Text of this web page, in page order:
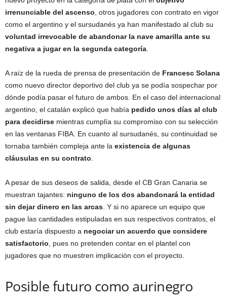
irrenunciable del ascenso , otros jugadores con contrato en vigor
como el argentino y el sursudanés ya han manifestado al club su
voluntad irrevocable de abandonar la nave amarilla ante su
negativa a jugar en la segunda categoría
A raíz de la rueda de prensa de presentación de Francesc Solana
como nuevo director deportivo del club ya se podía sospechar por
dónde podía pasar el futuro de ambos. En el caso del internacional
argentino, el catalán explicó que había pedido unos días al club
para decidirse mientras cumplía su compromiso con su selección
en las ventanas FIBA. En cuanto al sursudanés, su continuidad se
tornaba también compleja ante la existencia de algunas
cláusulas en su contrato
A pesar de sus deseos de salida, desde el CB Gran Canaria se
muestran tajantes: ninguno de los dos abandonará la entidad
sin dejar dinero en las arcas . Y si no aparece un equipo que
pague las cantidades estipuladas en sus respectivos contratos, el
club estaría dispuesto a negociar un acuerdo que considere
satisfactorio , pues no pretenden contar en el plantel con
jugadores que no muestren implicación con el proyecto.
Posible futuro como aurinegro